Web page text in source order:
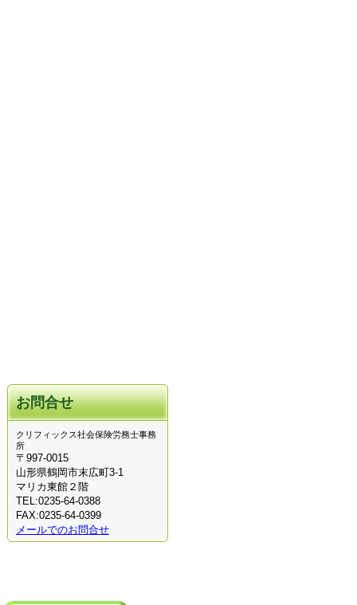
お問合せ
クリフィックス社会保険労務士事務
所
〒997-0015
山形県鶴岡市末広町3-1
マリカ東館２階
TEL:0235-64-0388
FAX:0235-64-0399
メールでのお問合せ